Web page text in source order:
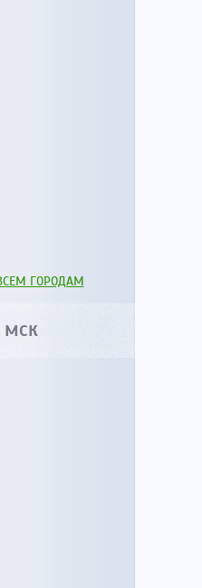
ГОРОДАМ
МСК